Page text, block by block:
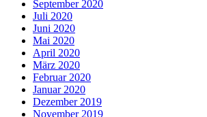
September 2020
Juli 2020
Juni 2020
Mai 2020
April 2020
März 2020
Februar 2020
Januar 2020
Dezember 2019
November 2019